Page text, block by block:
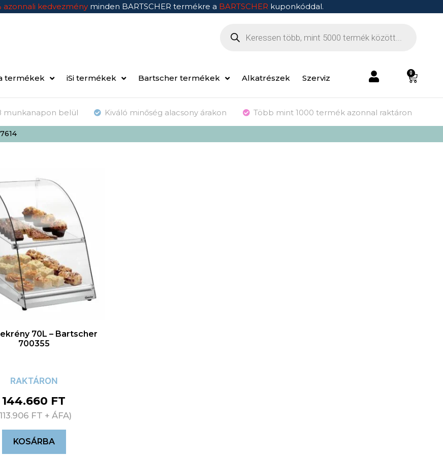
azonnali kedvezmény minden BARTSCHER termékre a BARTSCHER kuponkóddal.
termékek iSi termékek Bartscher termékek Alkatrészek Szerviz
0
munkanapon belül Kiváló minőség alacsony árakon Több mint 1000 termék azonnal raktáron
70L – Bartscher
700355
RAKTÁRON
144.660 FT
FT + ÁFA)
KOSÁRBA